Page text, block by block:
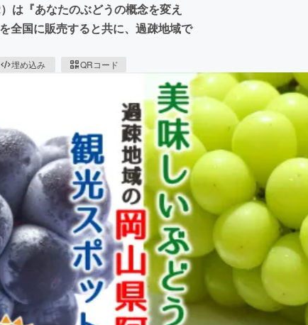
は『あなたのぶどうの概念を変え
全国に販売すると共に、過疎地域で
埋め込み QRコード